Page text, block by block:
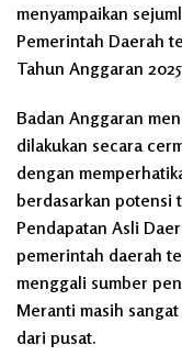
menyampaikan
Pemerintah Daerah
Tahun Anggaran
Badan Anggaran
dilakukan secara
dengan
berdasarkan potensi
Pendapatan Asli
pemerintah daerah
menggali sumber
Meranti masih
dari pusat.